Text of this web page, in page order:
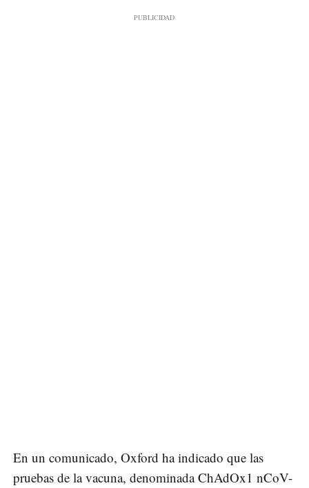
En un comunicado, Oxford ha indicado que las
pruebas de la vacuna, denominada ChAdOx1 nCoV-